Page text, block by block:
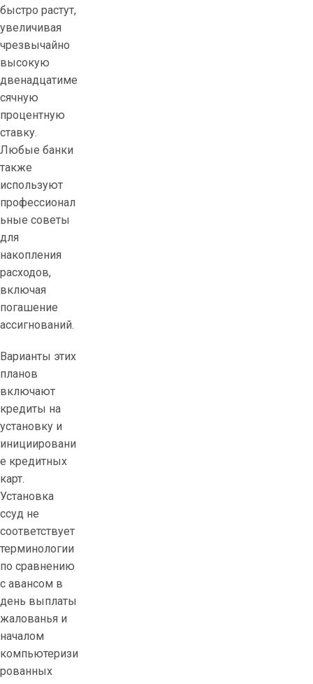
быстро растут,
увеличивая
чрезвычайно
высокую
двенадцатиме
сячную
процентную
ставку.
Любые банки
также
используют
профессионал
ьные советы
для
накопления
расходов,
включая
погашение
ассигнований.
Варианты этих
планов
включают
кредиты на
установку и
инициировани
е кредитных
карт.
Установка
ссуд не
соответствует
терминологии
по сравнению
с авансом в
день выплаты
жалованья и
началом
компьютеризи
рованных